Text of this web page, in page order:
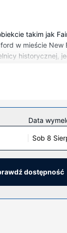
takim jak
w mieście New
historycznej,
i 5 minut
jak Stary
w 106
to lodówka i
i
Data
Sob 8
dostępność